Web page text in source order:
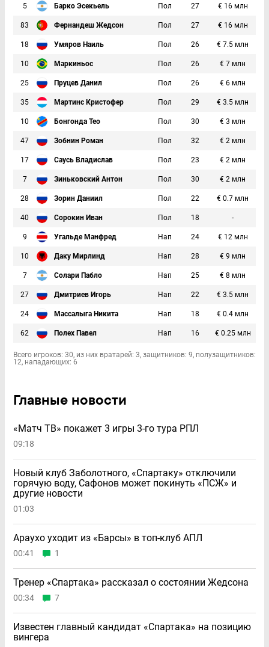
5 Барко Эсекьель Пол 27 € 16 млн
83 Фернандеш Жедсон Пол 27 € 16 млн
18 Умяров Наиль Пол 26 € 7.5 млн
10 Маркиньос Пол 26 € 7 млн
25 Пруцев Данил Пол 26 € 6 млн
35 Мартинс Кристофер Пол 29 € 3.5 млн
10 Бонгонда Тео Пол 30 € 3 млн
47 Зобнин Роман Пол 32 € 2 млн
17 Саусь Владислав Пол 23 € 2 млн
7 Зиньковский Антон Пол 30 € 2 млн
28 Зорин Даниил Пол 22 € 0.7 млн
40 Сорокин Иван Пол 18 -
9 Угальде Манфред Нап 24 € 12 млн
10 Даку Мирлинд Нап 28 € 9 млн
7 Солари Пабло Нап 25 € 8 млн
27 Дмитриев Игорь Нап 22 € 3.5 млн
24 Массалыга Никита Нап 18 € 0.4 млн
62 Полех Павел Нап 16 € 0.25 млн
Всего игроков: 30, из них вратарей: 3, защитников: 9, полузащитников:
12, нападающих: 6
Главные новости
«Матч ТВ» покажет 3 игры 3-го тура РПЛ
09:18
Новый клуб Заболотного, «Спартаку» отключили
горячую воду, Сафонов может покинуть «ПСЖ» и
другие новости
01:03
Араухо уходит из «Барсы» в топ-клуб АПЛ
00:41 1
Тренер «Спартака» рассказал о состоянии Жедсона
00:34 7
Известен главный кандидат «Спартака» на позицию
вингера